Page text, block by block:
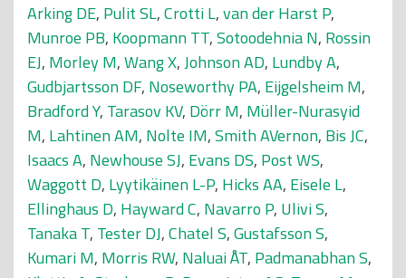
Arking DE, Pulit SL,Crotti L,van der Harst P,
Munroe PB, Koopmann TT,Sotoodehnia N, Rossin
EJ, Morley M,Wang X,Johnson AD, Lundby A,
Gudbjartsson DF, Noseworthy PA, Eijgelsheim M,
Bradford Y, Tarasov KV, Dörr M, Müller-Nurasyid
M, Lahtinen AM, Nolte IM,Smith AVernon, Bis JC,
Isaacs A, Newhouse SJ, Evans DS, Post WS,
Waggott D, Lyytikäinen L-P, Hicks AA, Eisele L,
Ellinghaus D, Hayward C, Navarro P, Ulivi S,
Tanaka T, Tester DJ,Chatel S,Gustafsson S,
Kumari M, Morris RW, Naluai ÅT, Padmanabhan S,